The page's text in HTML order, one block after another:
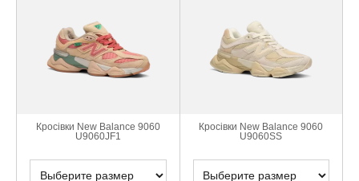
Кросівки New Balance 9060
U9060JF1
Кросівки New Balance 9060
U9060SS